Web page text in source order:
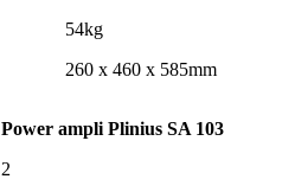
54kg
260 x 460 x 585mm
Power ampli Plinius SA 103
2